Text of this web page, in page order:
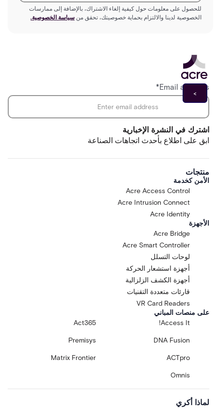
للحصول على معلومات حول كيفية إلغاء الاشتراك، بالإضافة إلى ممارسات
الخصوصية لدينا والالتزام بحماية خصوصيتك، تحقق من سياسة الخصوصية.
اشترك في النشرة الإخبارية
ابق على اطلاع بأحدث اتجاهات الصناعة
Email address
*
منتجات
الأمن كخدمة
Acre Access Control
Acre Intrusion Connect
Acre Identity
الأجهزة
Acre Bridge
Acre Smart Controller
لوحات التسلل
أجهزة استشعار الحركة
أجهزة الكشف الزلزالية
قارئات متعددة التقنيات
VR Card Readers
على منصات المباني
Access It!
Act365
DNA Fusion
Premisys
ACTpro
Matrix Frontier
Omnis
لماذا أكري